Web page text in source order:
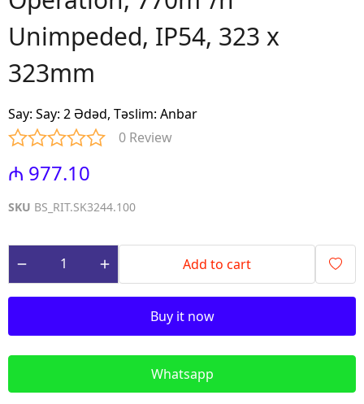
Unimpeded, IP54, 323 x
323mm
Say: Say: 2 Ədəd, Təslim: Anbar
0 Review
₼ 977.10
SKU BS_RIT.SK3244.100
Add to cart
Buy it now
Whatsapp